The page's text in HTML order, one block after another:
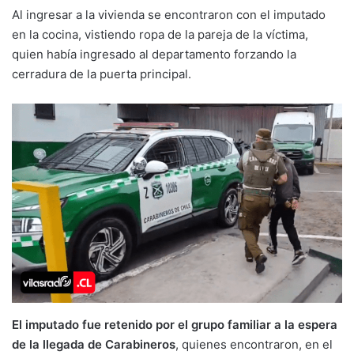
Al ingresar a la vivienda se encontraron con el imputado
en la cocina, vistiendo ropa de la pareja de la víctima,
quien había ingresado al departamento forzando la
cerradura de la puerta principal.
El imputado fue retenido por el grupo familiar a la espera
de la llegada de Carabineros, quienes encontraron, en el